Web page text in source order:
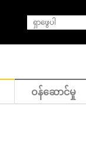
ဝန်ဆောင်မှု